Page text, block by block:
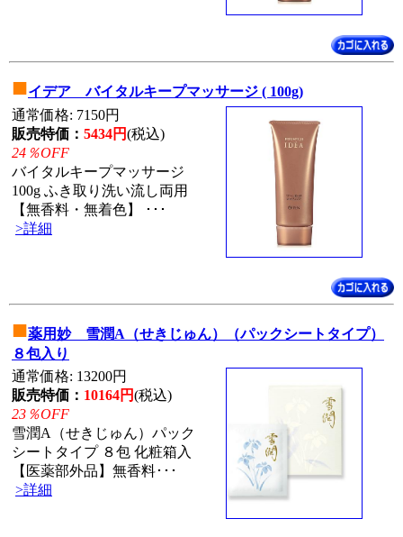
■イデア バイタルキープマッサージ ( 100g)
通常価格: 7150円
販売特価： 5434円(税込)
24％OFF
バイタルキープマッサージ
100g ふき取り洗い流し両用
【無香料・無着色】 ･･･
>詳細
■薬用妙 雪潤A（せきじゅん）（パックシートタイプ）
８包入り
通常価格: 13200円
販売特価： 10164円(税込)
23％OFF
雪潤A（せきじゅん）パック
シートタイプ ８包 化粧箱入
【医薬部外品】無香料･･･
>詳細